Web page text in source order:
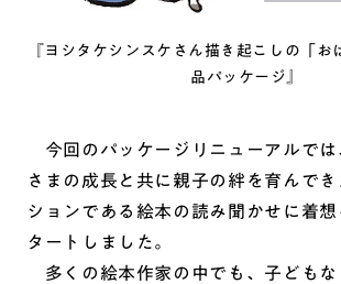
『ヨシタケシンスケさん描き起こしの「お
品パッケージ』
今回のパッケージリニューアルでは
さまの成長と共に親子の絆を育んで
ションである絵本の読み聞かせに着
タートしました。
多くの絵本作家の中でも、子どもな